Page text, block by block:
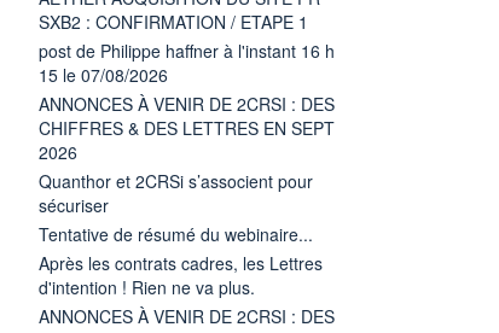
SXB2 : CONFIRMATION / ETAPE 1
post de Philippe haffner à l'instant 16 h
15 le 07/08/2026
ANNONCES À VENIR DE 2CRSI : DES
CHIFFRES & DES LETTRES EN SEPT
2026
Quanthor et 2CRSi s’associent pour
sécuriser
Tentative de résumé du webinaire...
Après les contrats cadres, les Lettres
d'intention ! Rien ne va plus.
ANNONCES À VENIR DE 2CRSI : DES